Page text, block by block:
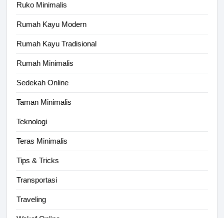
Ruko Minimalis
Rumah Kayu Modern
Rumah Kayu Tradisional
Rumah Minimalis
Sedekah Online
Taman Minimalis
Teknologi
Teras Minimalis
Tips & Tricks
Transportasi
Traveling